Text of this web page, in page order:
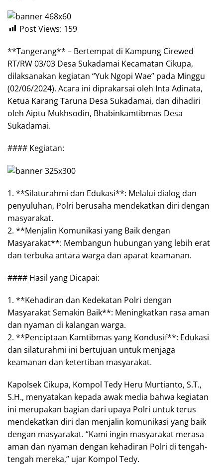
Post Views: 159
**Tangerang** – Bertempat di Kampung Cirewed
RT/RW 03/03 Desa Sukadamai Kecamatan Cikupa,
dilaksanakan kegiatan “Yuk Ngopi Wae” pada Minggu
(02/06/2024). Acara ini diprakarsai oleh Inta Adinata,
Ketua Karang Taruna Desa Sukadamai, dan dihadiri
oleh Aiptu Mukhsodin, Bhabinkamtibmas Desa
Sukadamai.
#### Kegiatan:
1. **Silaturahmi dan Edukasi**: Melalui dialog dan
penyuluhan, Polri berusaha mendekatkan diri dengan
masyarakat.
2. **Menjalin Komunikasi yang Baik dengan
Masyarakat**: Membangun hubungan yang lebih erat
dan terbuka antara warga dan aparat keamanan.
#### Hasil yang Dicapai:
1. **Kehadiran dan Kedekatan Polri dengan
Masyarakat Semakin Baik**: Meningkatkan rasa aman
dan nyaman di kalangan warga.
2. **Penciptaan Kamtibmas yang Kondusif**: Edukasi
dan silaturahmi ini bertujuan untuk menjaga
keamanan dan ketertiban masyarakat.
Kapolsek Cikupa, Kompol Tedy Heru Murtianto, S.T.,
S.H., menyatakan kepada awak media bahwa kegiatan
ini merupakan bagian dari upaya Polri untuk terus
mendekatkan diri dan menjalin komunikasi yang baik
dengan masyarakat. “Kami ingin masyarakat merasa
aman dan nyaman dengan kehadiran Polri di tengah-
tengah mereka,” ujar Kompol Tedy.